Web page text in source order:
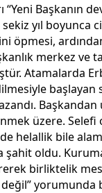
“Yeni Başkanın
yıl boyunca
öpmesi,
merkez ve
Atamalarda
başlayan
üzere. Selefi
helallik bile
oldu.
birliktelik
yorumunda